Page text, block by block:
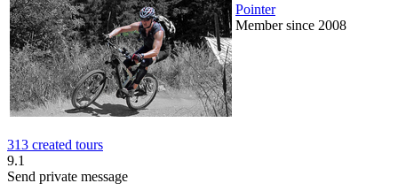
Pointer
Member since 2008
313 created tours
9.1
Send private message